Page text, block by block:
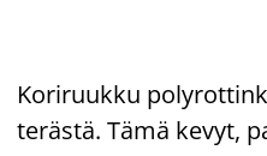
Koriruukku
terästä. Tämä kevyt,